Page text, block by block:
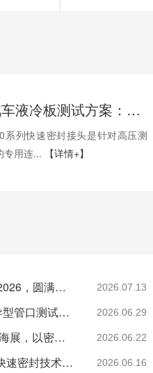
新能源汽车液冷板测试方案：格雷希尔G30系列快速密封连接器的应用与优势
系列快速密封接头是针对高压测
专用连...
【详情+】
格雷希尔携创新密封测试方案惊艳AMTS 2026，圆满收官 2026.07.13
格雷希尔G72R快速密封接头：汽车空调异型管口测试方案 2026.06.29
格雷希尔GripSeal即将亮相AMTS 2026上海展，以密封技术赋能汽车制造 2026.06.22
格雷希尔GripSeal亮相欧洲行业盛会，以快速密封技术赋能欧洲新能源产业链 2026.06.16